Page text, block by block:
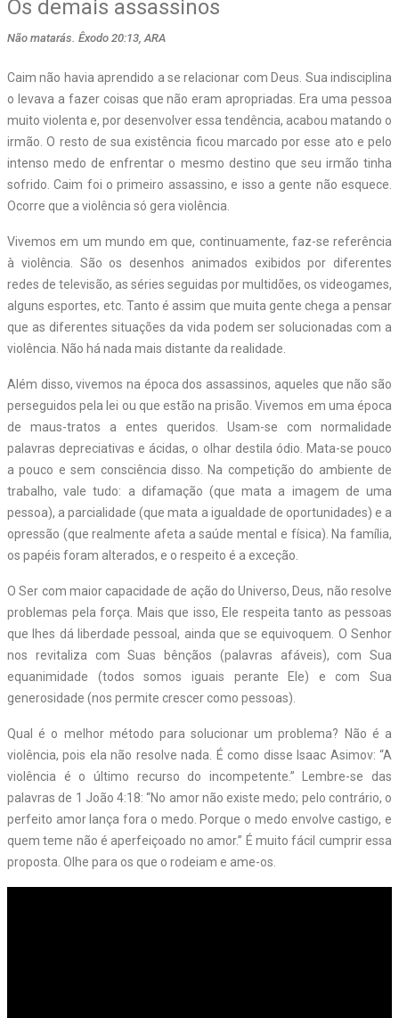
Os demais assassinos
Não matarás. Êxodo 20:13, ARA
Caim não havia aprendido a se relacionar com Deus. Sua indisciplina
o levava a fazer coisas que não eram apropriadas. Era uma pessoa
muito violenta e, por desenvolver essa tendência, acabou matando o
irmão. O resto de sua existência ficou marcado por esse ato e pelo
intenso medo de enfrentar o mesmo destino que seu irmão tinha
sofrido. Caim foi o primeiro assassino, e isso a gente não esquece.
Ocorre que a violência só gera violência.
Vivemos em um mundo em que, continuamente, faz-se referência
à violência. São os desenhos animados exibidos por diferentes
redes de televisão, as séries seguidas por multidões, os videogames,
alguns esportes, etc. Tanto é assim que muita gente chega a pensar
que as diferentes situações da vida podem ser solucionadas com a
violência. Não há nada mais distante da realidade.
Além disso, vivemos na época dos assassinos, aqueles que não são
perseguidos pela lei ou que estão na prisão. Vivemos em uma época
de maus-tratos a entes queridos. Usam-se com normalidade
palavras depreciativas e ácidas, o olhar destila ódio. Mata-se pouco
a pouco e sem consciência disso. Na competição do ambiente de
trabalho, vale tudo: a difamação (que mata a imagem de uma
pessoa), a parcialidade (que mata a igualdade de oportunidades) e a
opressão (que realmente afeta a saúde mental e física). Na família,
os papéis foram alterados, e o respeito é a exceção.
O Ser com maior capacidade de ação do Universo, Deus, não resolve
problemas pela força. Mais que isso, Ele respeita tanto as pessoas
que lhes dá liberdade pessoal, ainda que se equivoquem. O Senhor
nos revitaliza com Suas bênçãos (palavras afáveis), com Sua
equanimidade (todos somos iguais perante Ele) e com Sua
generosidade (nos permite crescer como pessoas).
Qual é o melhor método para solucionar um problema? Não é a
violência, pois ela não resolve nada. É como disse Isaac Asimov: “A
violência é o último recurso do incompetente.” Lembre-se das
palavras de 1 João 4:18: “No amor não existe medo; pelo contrário, o
perfeito amor lança fora o medo. Porque o medo envolve castigo, e
quem teme não é aperfeiçoado no amor.” É muito fácil cumprir essa
proposta. Olhe para os que o rodeiam e ame-os.